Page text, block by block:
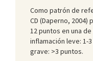
Como patrón de
CD (Daperno, 2004)
12 puntos en una
inflamación leve: 1-
grave: >3 puntos.